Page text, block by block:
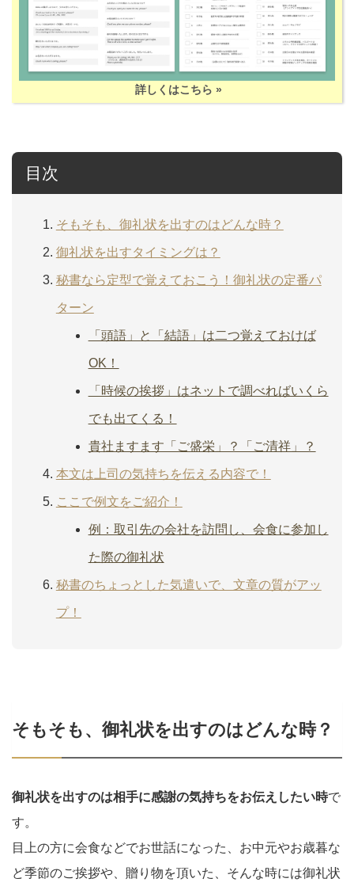
詳しくはこちら »
目次
そもそも、御礼状を出すのはどんな時？
御礼状を出すタイミングは？
秘書なら定型で覚えておこう！御礼状の定番パ
ターン
「頭語」と「結語」は二つ覚えておけば
OK！
「時候の挨拶」はネットで調べればいくら
でも出てくる！
貴社ますます「ご盛栄」？「ご清祥」？
本文は上司の気持ちを伝える内容で！
ここで例文をご紹介！
例：取引先の会社を訪問し、会食に参加し
た際の御礼状
秘書のちょっとした気遣いで、文章の質がアッ
プ！
そもそも、御礼状を出すのはどんな時？
御礼状を出すのは相手に感謝の気持ちをお伝えしたい時で
す。
目上の方に会食などでお世話になった、お中元やお歳暮な
ど季節のご挨拶や、贈り物を頂いた、そんな時には御礼状